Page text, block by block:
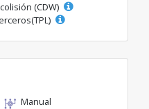
(CDW)
Manual